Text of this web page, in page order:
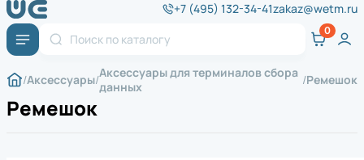
+7 (495) 132-34-41zakaz@wetm.ru
Аксессуары Аксессуары для терминалов сбора
данных
Ремешок
Ремешок